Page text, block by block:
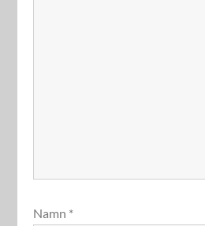
Namn *